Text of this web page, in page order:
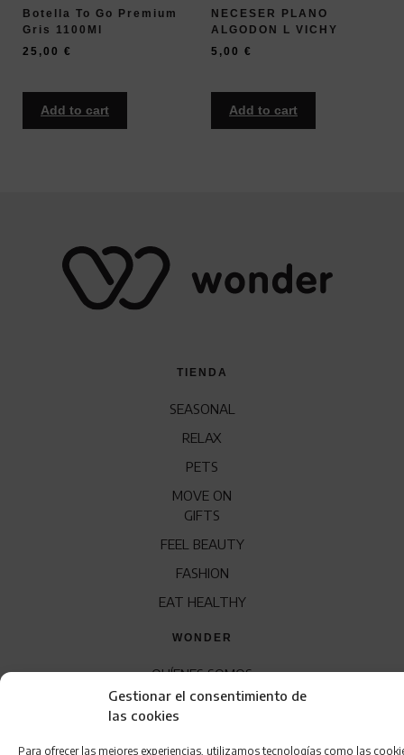
Gestionar el consentimiento de
las cookies
Para ofrecer las mejores experiencias, utilizamos tecnologías como las
Botella To Go Premium
Gris 1100Ml
25,00 €
Add to cart
NECESER PLANO
ALGODON L VICHY
5,00 €
Add to cart
TIENDA
SEASONAL
RELAX
PETS
MOVE ON
GIFTS
FEEL BEAUTY
FASHION
EAT HEALTHY
WONDER
QUÍENES SOMOS
CONTACTO